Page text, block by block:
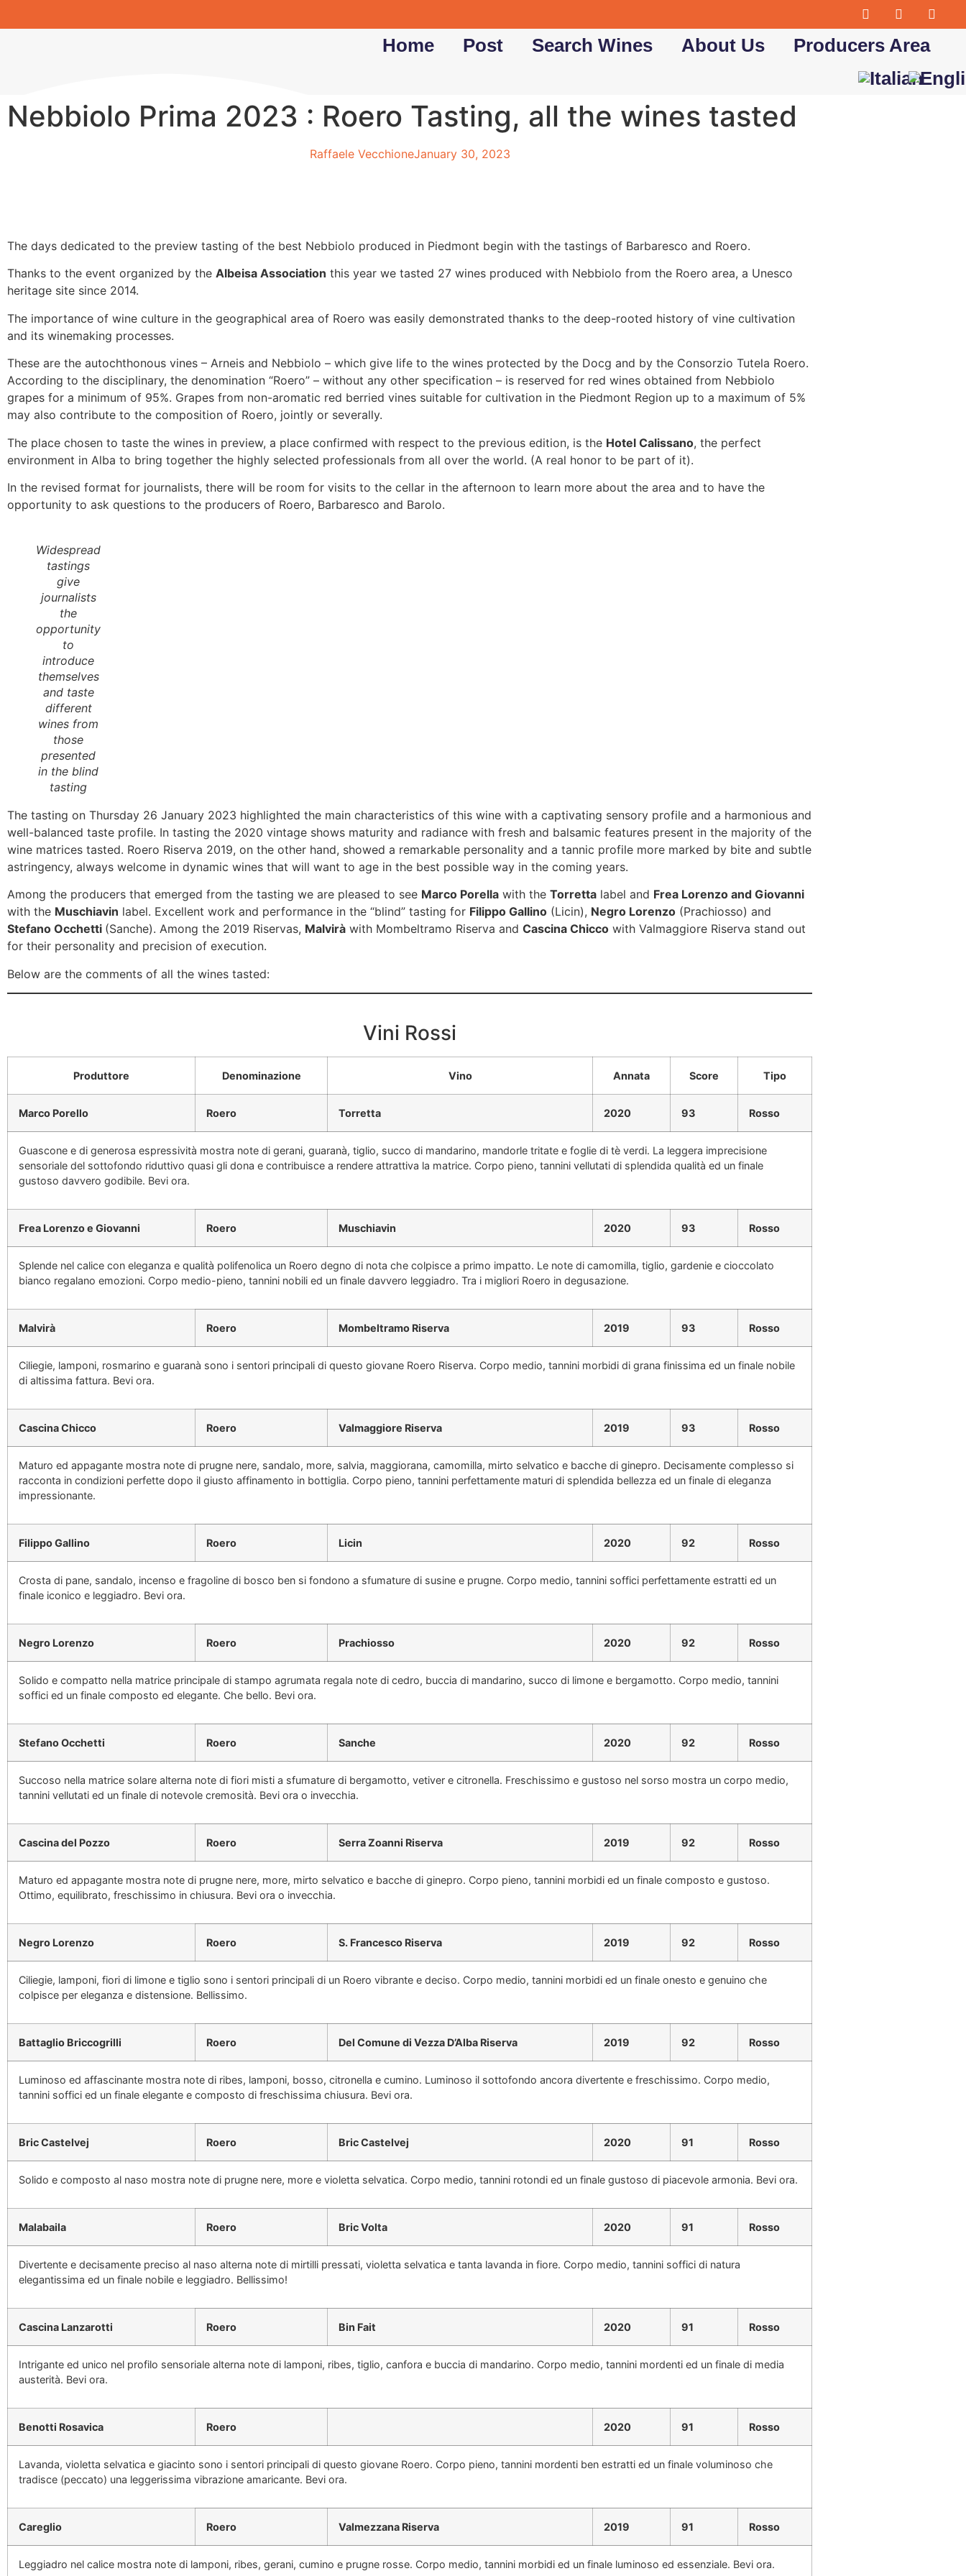
Home Post Search Wines About Us Producers Area
Nebbiolo Prima 2023 : Roero Tasting, all the wines tasted
Raffaele VecchioneJanuary 30, 2023
The days dedicated to the preview tasting of the best Nebbiolo produced in Piedmont begin with the tastings of Barbaresco and Roero.
Thanks to the event organized by the Albeisa Association this year we tasted 27 wines produced with Nebbiolo from the Roero area, a Unesco
heritage site since 2014.
The importance of wine culture in the geographical area of ​​Roero was easily demonstrated thanks to the deep-rooted history of vine cultivation
and its winemaking processes.
These are the autochthonous vines – Arneis and Nebbiolo – which give life to the wines protected by the Docg and by the Consorzio Tutela Roero.
According to the disciplinary, the denomination “Roero” – without any other specification – is reserved for red wines obtained from Nebbiolo
grapes for a minimum of 95%. Grapes from non-aromatic red berried vines suitable for cultivation in the Piedmont Region up to a maximum of 5%
may also contribute to the composition of Roero, jointly or severally.
The place chosen to taste the wines in preview, a place confirmed with respect to the previous edition, is the Hotel Calissano, the perfect
environment in Alba to bring together the highly selected professionals from all over the world. (A real honor to be part of it).
In the revised format for journalists, there will be room for visits to the cellar in the afternoon to learn more about the area and to have the
opportunity to ask questions to the producers of Roero, Barbaresco and Barolo.
Widespread
tastings
give
journalists
the
opportunity
to
introduce
themselves
and taste
different
wines from
those
presented
in the blind
tasting
The tasting on Thursday 26 January 2023 highlighted the main characteristics of this wine with a captivating sensory profile and a harmonious and
well-balanced taste profile. In tasting the 2020 vintage shows maturity and radiance with fresh and balsamic features present in the majority of the
wine matrices tasted. Roero Riserva 2019, on the other hand, showed a remarkable personality and a tannic profile more marked by bite and subtle
astringency, always welcome in dynamic wines that will want to age in the best possible way in the coming years.
Among the producers that emerged from the tasting we are pleased to see Marco Porella with the Torretta label and Frea Lorenzo and Giovanni
with the Muschiavin label. Excellent work and performance in the “blind” tasting for Filippo Gallino (Licin), Negro Lorenzo (Prachiosso) and
Stefano Occhetti (Sanche). Among the 2019 Riservas, Malvirà with Mombeltramo Riserva and Cascina Chicco with Valmaggiore Riserva stand out
for their personality and precision of execution.
Below are the comments of all the wines tasted:
Vini Rossi
Produttore Denominazione Vino Annata Score Tipo
Marco Porello Roero Torretta 2020 93 Rosso
Guascone e di generosa espressività mostra note di gerani, guaranà, tiglio, succo di mandarino, mandorle tritate e foglie di tè verdi. La leggera imprecisione
sensoriale del sottofondo riduttivo quasi gli dona e contribuisce a rendere attrattiva la matrice. Corpo pieno, tannini vellutati di splendida qualità ed un finale
gustoso davvero godibile. Bevi ora.
Frea Lorenzo e Giovanni Roero Muschiavin 2020 93 Rosso
Splende nel calice con eleganza e qualità polifenolica un Roero degno di nota che colpisce a primo impatto. Le note di camomilla, tiglio, gardenie e cioccolato
bianco regalano emozioni. Corpo medio-pieno, tannini nobili ed un finale davvero leggiadro. Tra i migliori Roero in degusazione.
Malvirà Roero Mombeltramo Riserva 2019 93 Rosso
Ciliegie, lamponi, rosmarino e guaranà sono i sentori principali di questo giovane Roero Riserva. Corpo medio, tannini morbidi di grana finissima ed un finale nobile
di altissima fattura. Bevi ora.
Cascina Chicco Roero Valmaggiore Riserva 2019 93 Rosso
Maturo ed appagante mostra note di prugne nere, sandalo, more, salvia, maggiorana, camomilla, mirto selvatico e bacche di ginepro. Decisamente complesso si
racconta in condizioni perfette dopo il giusto affinamento in bottiglia. Corpo pieno, tannini perfettamente maturi di splendida bellezza ed un finale di eleganza
impressionante.
Filippo Gallino Roero Licin 2020 92 Rosso
Crosta di pane, sandalo, incenso e fragoline di bosco ben si fondono a sfumature di susine e prugne. Corpo medio, tannini soffici perfettamente estratti ed un
finale iconico e leggiadro. Bevi ora.
Negro Lorenzo Roero Prachiosso 2020 92 Rosso
Solido e compatto nella matrice principale di stampo agrumata regala note di cedro, buccia di mandarino, succo di limone e bergamotto. Corpo medio, tannini
soffici ed un finale composto ed elegante. Che bello. Bevi ora.
Stefano Occhetti Roero Sanche 2020 92 Rosso
Succoso nella matrice solare alterna note di fiori misti a sfumature di bergamotto, vetiver e citronella. Freschissimo e gustoso nel sorso mostra un corpo medio,
tannini vellutati ed un finale di notevole cremosità. Bevi ora o invecchia.
Cascina del Pozzo Roero Serra Zoanni Riserva 2019 92 Rosso
Maturo ed appagante mostra note di prugne nere, more, mirto selvatico e bacche di ginepro. Corpo pieno, tannini morbidi ed un finale composto e gustoso.
Ottimo, equilibrato, freschissimo in chiusura. Bevi ora o invecchia.
Negro Lorenzo Roero S. Francesco Riserva 2019 92 Rosso
Ciliegie, lamponi, fiori di limone e tiglio sono i sentori principali di un Roero vibrante e deciso. Corpo medio, tannini morbidi ed un finale onesto e genuino che
colpisce per eleganza e distensione. Bellissimo.
Battaglio Briccogrilli Roero Del Comune di Vezza D’Alba Riserva 2019 92 Rosso
Luminoso ed affascinante mostra note di ribes, lamponi, bosso, citronella e cumino. Luminoso il sottofondo ancora divertente e freschissimo. Corpo medio,
tannini soffici ed un finale elegante e composto di freschissima chiusura. Bevi ora.
Bric Castelvej Roero Bric Castelvej 2020 91 Rosso
Solido e composto al naso mostra note di prugne nere, more e violetta selvatica. Corpo medio, tannini rotondi ed un finale gustoso di piacevole armonia. Bevi ora.
Malabaila Roero Bric Volta 2020 91 Rosso
Divertente e decisamente preciso al naso alterna note di mirtilli pressati, violetta selvatica e tanta lavanda in fiore. Corpo medio, tannini soffici di natura
elegantissima ed un finale nobile e leggiadro. Bellissimo!
Cascina Lanzarotti Roero Bin Fait 2020 91 Rosso
Intrigante ed unico nel profilo sensoriale alterna note di lamponi, ribes, tiglio, canfora e buccia di mandarino. Corpo medio, tannini mordenti ed un finale di media
austerità. Bevi ora.
Benotti Rosavica Roero 2020 91 Rosso
Lavanda, violetta selvatica e giacinto sono i sentori principali di questo giovane Roero. Corpo pieno, tannini mordenti ben estratti ed un finale voluminoso che
tradisce (peccato) una leggerissima vibrazione amaricante. Bevi ora.
Careglio Roero Valmezzana Riserva 2019 91 Rosso
Leggiadro nel calice mostra note di lamponi, ribes, gerani, cumino e prugne rosse. Corpo medio, tannini morbidi ed un finale luminoso ed essenziale. Bevi ora.